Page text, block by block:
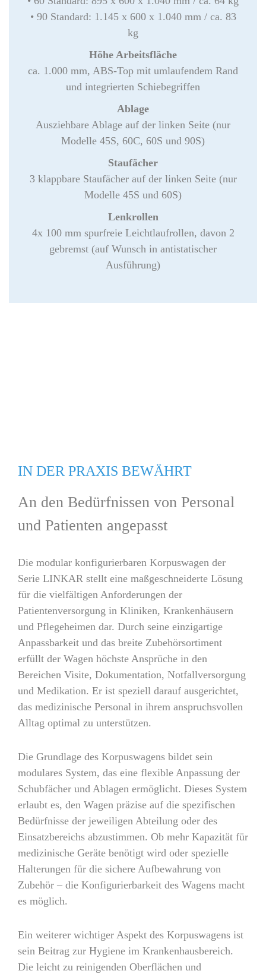
• 90 Standard: 1.145 x 600 x 1.040 mm / ca. 83
kg
Höhe Arbeitsfläche
ca. 1.000 mm, ABS-Top mit umlaufendem Rand
und integrierten Schiebegriffen
Ablage
Ausziehbare Ablage auf der linken Seite (nur
Modelle 45S, 60C, 60S und 90S)
Staufächer
3 klappbare Staufächer auf der linken Seite (nur
Modelle 45S und 60S)
Lenkrollen
4x 100 mm spurfreie Leichtlaufrollen, davon 2
gebremst (auf Wunsch in antistatischer
Ausführung)
IN DER PRAXIS BEWÄHRT
An den Bedürfnissen von Personal
und Patienten angepasst
Die modular konfigurierbaren Korpuswagen der
Serie LINKAR stellt eine maßgeschneiderte Lösung
für die vielfältigen Anforderungen der
Patientenversorgung in Kliniken, Krankenhäusern
und Pflegeheimen dar. Durch seine einzigartige
Anpassbarkeit und das breite Zubehörsortiment
erfüllt der Wagen höchste Ansprüche in den
Bereichen Visite, Dokumentation, Notfallversorgung
und Medikation. Er ist speziell darauf ausgerichtet,
das medizinische Personal in ihrem anspruchsvollen
Alltag optimal zu unterstützen.
Die Grundlage des Korpuswagens bildet sein
modulares System, das eine flexible Anpassung der
Schubfächer und Ablagen ermöglicht. Dieses System
erlaubt es, den Wagen präzise auf die spezifischen
Bedürfnisse der jeweiligen Abteilung oder des
Einsatzbereichs abzustimmen. Ob mehr Kapazität für
medizinische Geräte benötigt wird oder spezielle
Halterungen für die sichere Aufbewahrung von
Zubehör – die Konfigurierbarkeit des Wagens macht
es möglich.
Ein weiterer wichtiger Aspekt des Korpuswagens ist
sein Beitrag zur Hygiene im Krankenhausbereich.
Die leicht zu reinigenden Oberflächen und